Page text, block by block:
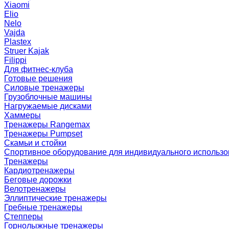
Xiaomi
Elio
Nelo
Vajda
Plastex
Struer Kajak
Filippi
Для фитнес-клуба
Готовые решения
Силовые тренажеры
Грузоблочные машины
Нагружаемые дисками
Хаммеры
Тренажеры Rangemax
Тренажеры Pumpset
Скамьи и стойки
Спортивное оборудование для индивидуального
Тренажеры
Кардиотренажеры
Беговые дорожки
Велотренажеры
Эллиптические тренажеры
Гребные тренажеры
Степперы
Горнолыжные тренажеры